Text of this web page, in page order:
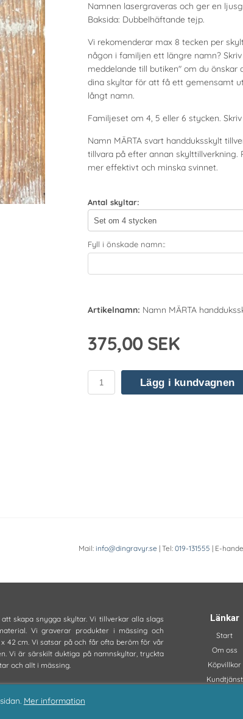
Mer information
Namnen lasergraveras och ger en
Baksida: Dubbelhäftande tejp.
Vi rekomenderar max 8 tecken per
någon i familjen ett längre namn?
meddelande till butiken" om du
dina skyltar för att få ett gemensamt
långt namn.
Familjeset om 4, 5 eller 6 stycken.
Namn MÄRTA svart handduksskylt
tillvara på efter annan skylttillverkning.
mer effektivt och minska svinnet.
Antal skyltar:
Fyll i önskade namn::
Artikelnamn: Namn MÄRTA
375,00 SEK
Lägg i kundvagnen
Mail: info@dingravyr.se | Tel: 019-131555 | E-
skapa snygga skyltar. Vi tillverkar alla slags
Vi graverar produkter i mässing och
42 cm. Vi satsar på och får ofta beröm för vår
Vi är särskilt duktiga på namnskyltar, tryckta
och allt i mässing.
Länkar
Start
Om oss
Köpvillkor
Kundtjänst